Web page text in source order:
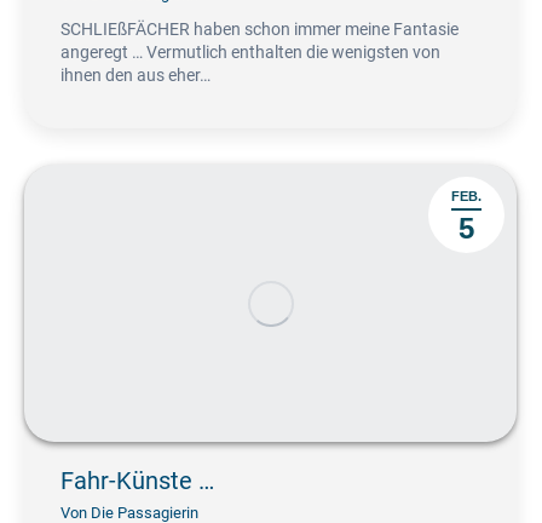
SCHLIEßFÄCHER haben schon immer meine Fantasie
angeregt … Vermutlich enthalten die wenigsten von
ihnen den aus eher…
FEB.
5
Fahr-Künste …
Von Die Passagierin